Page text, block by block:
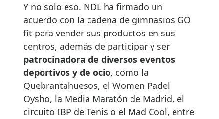
Y no solo eso. NDL ha firmado un
acuerdo con la cadena de gimnasios GO
fit para vender sus productos en sus
centros, además de participar y ser
patrocinadora de diversos eventos
deportivos y de ocio, como la
Quebrantahuesos, el Women Padel
Oysho, la Media Maratón de Madrid, el
circuito IBP de Tenis o el Mad Cool, entre